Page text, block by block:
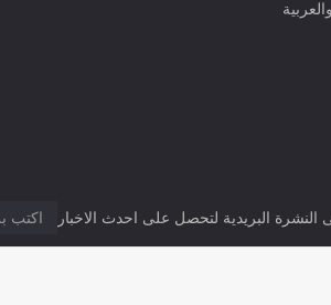
النشرة البريدية لتحصل على احدث الاخبار